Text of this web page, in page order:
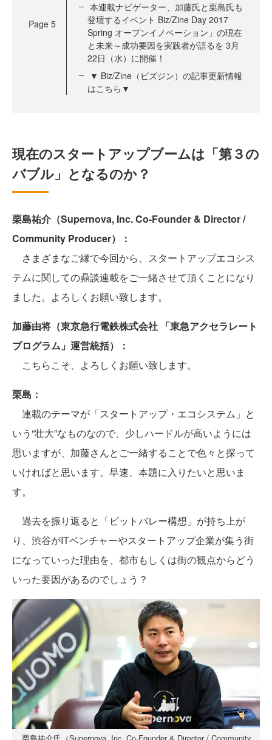
Page 5
本連載ナビゲーター、加藤氏と栗島氏も
登壇するイベント Biz/Zine Day 2017
Spring オープンイノベーション」の現在
と未来～成功要因を実践者が語るを 3月
22日（水）に開催！
▼ Biz/Zine（ビズジン）の記事更新情報
はこちら▼
現在のスタートアップブームは「第３の
バブル」となるのか？
栗島祐介（Supernova, Inc. Co-Founder & Director /
Community Producer）：
さまざまなご縁で今回から、スタートアップエコシス
テムに関しての鼎談連載をご一緒させて頂くことになり
ました。よろしくお願い致します。
加藤由将（東京急行電鉄株式会社 「東急アクセラレート
プログラム」運営統括）：
こちらこそ、よろしくお願い致します。
栗島：
連載のテーマが「スタートアップ・エコシステム」と
いう“壮大”なものなので、少しハードルが高いようには
思いますが、加藤さんとご一緒することで色々と探って
いければと思います。早速、本題に入りたいと思いま
す。
過去を振り返ると「ビットバレー構想」が持ち上が
り、渋谷がITベンチャーやスタートアップ企業が集う街
になっていった理由を、都市もしくは街の観点からどう
いった要因があるのでしょう？